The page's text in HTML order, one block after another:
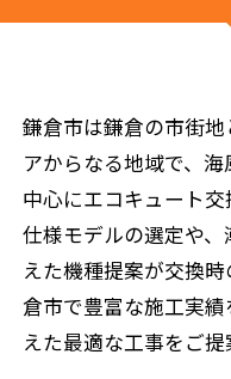
鎌倉市は鎌倉の市街
アからなる地域で、
中心にエコキュート
仕様モデルの選定や
えた機種提案が交換
倉市で豊富な施工実
えた最適な工事をご提